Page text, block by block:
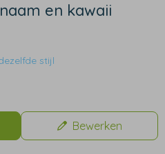
en kawaii
stijl
Bewerken